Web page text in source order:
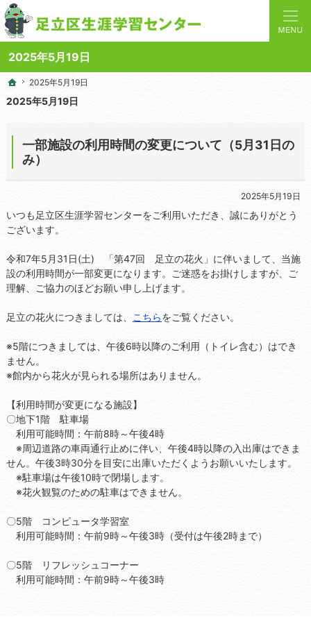
2025年5月19日
人と学びを結ぶターミナルステーション。地域の講座や施設をご案内しています。
足立区生涯学習センターの総合案内サイト
ホーム
2025年5月19日
2025年5月19日
一部施設の利用時間の変更について（5月31日の
み）
2025年5月19日
いつも足立区生涯学習センターをご利用いただき、誠にありがとう
ございます。
令和7年5月31日(土) 「第47回 足立の花火」に伴いまして、当施
設の利用時間が一部変更になります。ご迷惑をお掛けしますが、ご
理解、ご協力のほどお願い申し上げます。
足立の花火につきましては、 こちらをご覧ください。
※5階につきましては、午後6時以降のご利用（トイレ含む）はでき
ません。
※館内から花火が見られる場所はありません。
【利用時間が変更になる施設】
〇地下1階 駐車場
利用可能時間：午前8時～午後4時
※周辺道路の車両通行止めに伴い、午後4時以降の入出庫はできま
せん。午後3時30分を目安に出庫いただくようお願いいたします。
※駐車場は午後10時で閉場します。
※花火観覧のための駐車はできません。
〇5階 コンピュータ学習室
利用可能時間：午前9時～午後3時（受付は午後2時まで）
〇5階 リフレッシュコーナー
利用可能時間：午前9時～午後3時
ホーム
2025年5月19日